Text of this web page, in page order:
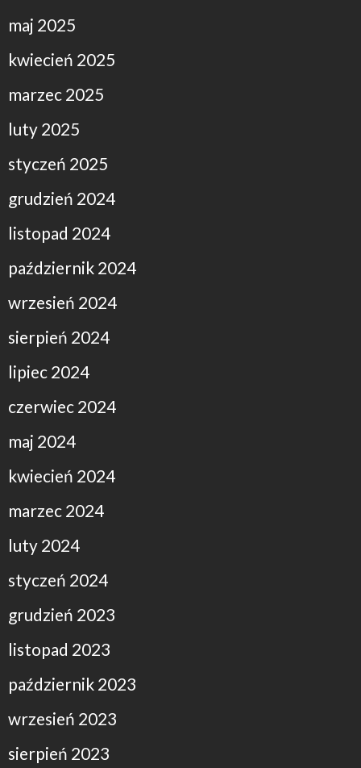
maj 2025
kwiecień 2025
marzec 2025
luty 2025
styczeń 2025
grudzień 2024
listopad 2024
październik 2024
wrzesień 2024
sierpień 2024
lipiec 2024
czerwiec 2024
maj 2024
kwiecień 2024
marzec 2024
luty 2024
styczeń 2024
grudzień 2023
listopad 2023
październik 2023
wrzesień 2023
sierpień 2023